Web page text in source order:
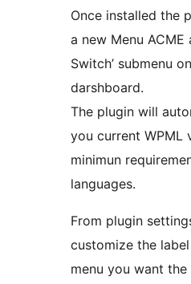
Once installed the
a new Menu ACME
Switch’ submenu
darshboard.
The plugin will
you current WPML
minimun
languages.
From plugin
customize the
menu you want